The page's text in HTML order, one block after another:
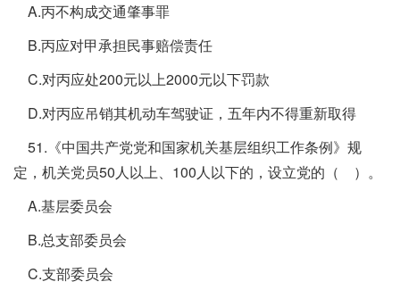
A.丙不构成交通肇事罪
B.丙应对甲承担民事赔偿责任
C.对丙应处200元以上2000元以下罚款
D.对丙应吊销其机动车驾驶证，五年内不得重新取得
51.《中国共产党党和国家机关基层组织工作条例》规
定，机关党员50人以上、100人以下的，设立党的（ ）。
A.基层委员会
B.总支部委员会
C.支部委员会